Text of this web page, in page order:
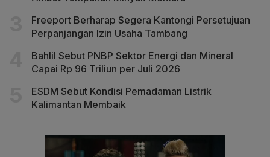
Freeport Berharap Segera Kantongi Persetujuan
Perpanjangan Izin Usaha Tambang
Bahlil Sebut PNBP Sektor Energi dan Mineral
Capai Rp 96 Triliun per Juli 2026
ESDM Sebut Kondisi Pemadaman Listrik
Kalimantan Membaik